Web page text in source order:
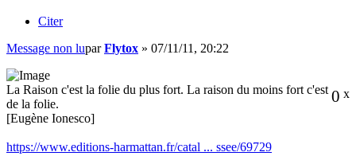
Citer
Message non luparFlytox » 07/11/11, 20:22
0 x
La Raison c'est la folie du plus fort. La raison du moins fort c'est
de la folie.
[Eugène Ionesco]
https://www.editions-harmattan.fr/catal ... ssee/69729